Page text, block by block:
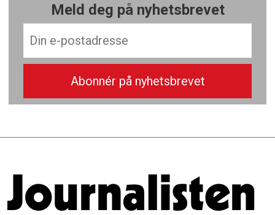
Meld deg på nyhetsbrevet